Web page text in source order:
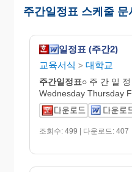
주간일정표 스케줄
일정표 (주간2)
교육서식 > 대학교
주간일정표○ 주 간 일
Wednesday Thursday
조회수: 499 | 다운로드: 407